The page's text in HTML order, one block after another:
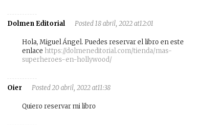
Dolmen Editorial Posted 18 abril, 2022 at12:01
Hola, Miguel Ángel. Puedes reservar el libro en este
enlace https://dolmeneditorial.com/tienda/mas-
superheroes-en-hollywood/
Oier Posted 20 abril, 2022 at11:38
Quiero reservar mi libro